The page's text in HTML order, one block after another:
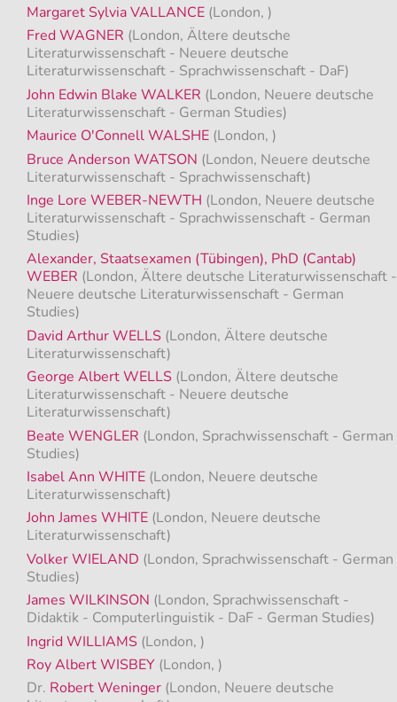
Margaret Sylvia VALLANCE (London, )
Fred WAGNER (London, Ältere deutsche
Literaturwissenschaft - Neuere deutsche
Literaturwissenschaft - Sprachwissenschaft - DaF)
John Edwin Blake WALKER (London, Neuere deutsche
Literaturwissenschaft - German Studies)
Maurice O'Connell WALSHE (London, )
Bruce Anderson WATSON (London, Neuere deutsche
Literaturwissenschaft - Sprachwissenschaft)
Inge Lore WEBER-NEWTH (London, Neuere deutsche
Literaturwissenschaft - Sprachwissenschaft - German
Studies)
Alexander, Staatsexamen (Tübingen), PhD (Cantab)
WEBER (London, Ältere deutsche Literaturwissenschaft -
Neuere deutsche Literaturwissenschaft - German
Studies)
David Arthur WELLS (London, Ältere deutsche
Literaturwissenschaft)
George Albert WELLS (London, Ältere deutsche
Literaturwissenschaft - Neuere deutsche
Literaturwissenschaft)
Beate WENGLER (London, Sprachwissenschaft - German
Studies)
Isabel Ann WHITE (London, Neuere deutsche
Literaturwissenschaft)
John James WHITE (London, Neuere deutsche
Literaturwissenschaft)
Volker WIELAND (London, Sprachwissenschaft - German
Studies)
James WILKINSON (London, Sprachwissenschaft -
Didaktik - Computerlinguistik - DaF - German Studies)
Ingrid WILLIAMS (London, )
Roy Albert WISBEY (London, )
Dr. Robert Weninger (London, Neuere deutsche